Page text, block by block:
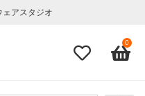
アスタジオ
0